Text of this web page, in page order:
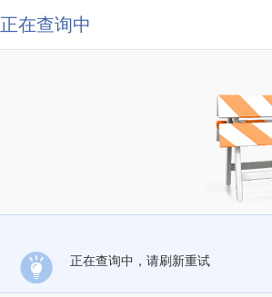
正在查询中
正在查询中，请刷新重试